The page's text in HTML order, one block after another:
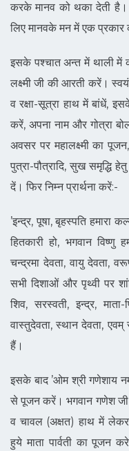
करके मानव को थका देती
लिए मानवके मन में एक प्रकार
इसके पश्चात अन्त में थाली
लक्ष्मी जी की आरती करें।
व रक्षा-सूत्रा हाथ में बांधें,
करें, अपना नाम और गोत्रा
अवसर पर महालक्ष्मी का
पुत्रा-पौत्रादि, सुख समृद्धि
दें। फिर निम्न प्रार्थना करें:-
’इन्द्र, पूषा, बृहस्पति हमारा
हितकारी हो, भगवान विष्णु
चन्द्रमा देवता, वायु देवता,
सभी दिशाओं और पृथ्वी पर
शिव, सरस्वती, इन्द्र,
वास्तुदेवता, स्थान देवता,
हैं।
इसके बाद ’ओम श्री गणेशाय
से पूजन करें। भगवान गणेश जी
व चावल (अक्षत) हाथ में लेकर
हुये माता पार्वती का पूजन